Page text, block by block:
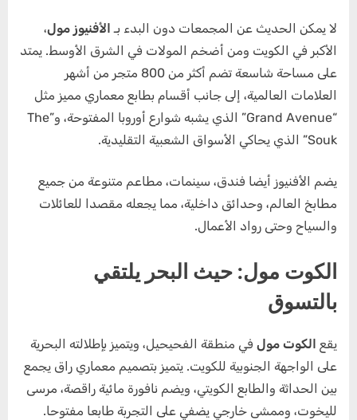
لا يمكن الحديث عن المجمعات دون البدء بـ الأفنيوز مول،
الأكبر في الكويت ومن أضخم المولات في الشرق الأوسط. يمتد
على مساحة شاسعة تضم أكثر من 800 متجر من أشهر
العلامات العالمية، إلى جانب أقسام بطابع معماري مميز مثل
“Grand Avenue” الذي يشبه شوارع أوروبا المفتوحة، و”The
Souk” الذي يحاكي الأسواق الشعبية التقليدية.
يضم الأفنيوز أيضا فندق، سينمات، مطاعم متنوعة من جميع
مطابخ العالم، وحدائق داخلية، مما يجعله مقصدا للعائلات
والسياح وحتى رواد الأعمال.
الكوت مول: حيث البحر يلتقي
بالتسوق
يقع الكوت مول في منطقة الفحيحيل، ويتميز بإطلالته البحرية
على الواجهة الجنوبية للكويت. يتميز بتصميم معماري راق يجمع
بين الحداثة والطابع الكويتي، ويضم نافورة مائية راقصة، مرسى
لليخوت، وممشى خارجي يضفي على التجربة طابعا مفتوحا.